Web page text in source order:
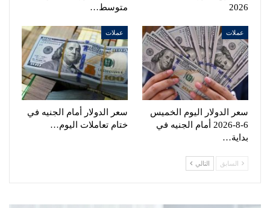
2026
متوسط…
عملات
سعر الدولار اليوم الخميس
6-8-2026 أمام الجنيه في
بداية…
عملات
سعر الدولار أمام الجنيه في
ختام تعاملات اليوم…
السابق التالي